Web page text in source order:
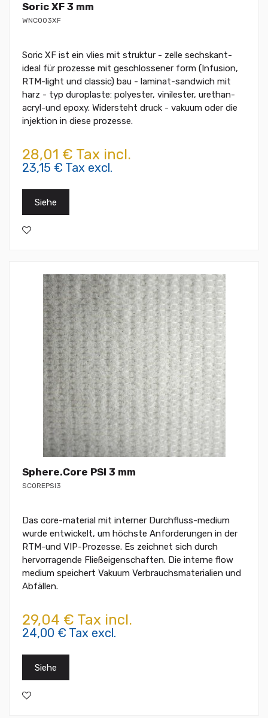
Soric XF 3 mm
WNC003XF
Soric XF ist ein vlies mit struktur - zelle sechskant-
ideal für prozesse mit geschlossener form (Infusion,
RTM-light und classic) bau - laminat-sandwich mit
harz - typ duroplaste: polyester, vinilester, urethan-
acryl-und epoxy. Widersteht druck - vakuum oder die
injektion in diese prozesse.
28,01 € Tax incl.
23,15 € Tax excl.
Siehe
Sphere.Core PSI 3 mm
SCOREPSI3
Das core-material mit interner Durchfluss-medium
wurde entwickelt, um höchste Anforderungen in der
RTM-und VIP-Prozesse. Es zeichnet sich durch
hervorragende Fließeigenschaften. Die interne flow
medium speichert Vakuum Verbrauchsmaterialien und
Abfällen.
29,04 € Tax incl.
24,00 € Tax excl.
Siehe